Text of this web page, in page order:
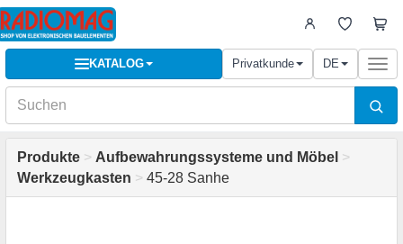
KATALOG Privatkunde DE
Produkte > Aufbewahrungssysteme und Möbel >
Werkzeugkasten > 45-28 Sanhe